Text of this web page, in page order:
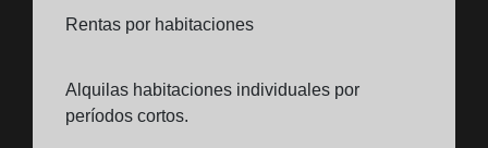
Rentas por habitaciones
Alquilas habitaciones individuales por
períodos cortos.